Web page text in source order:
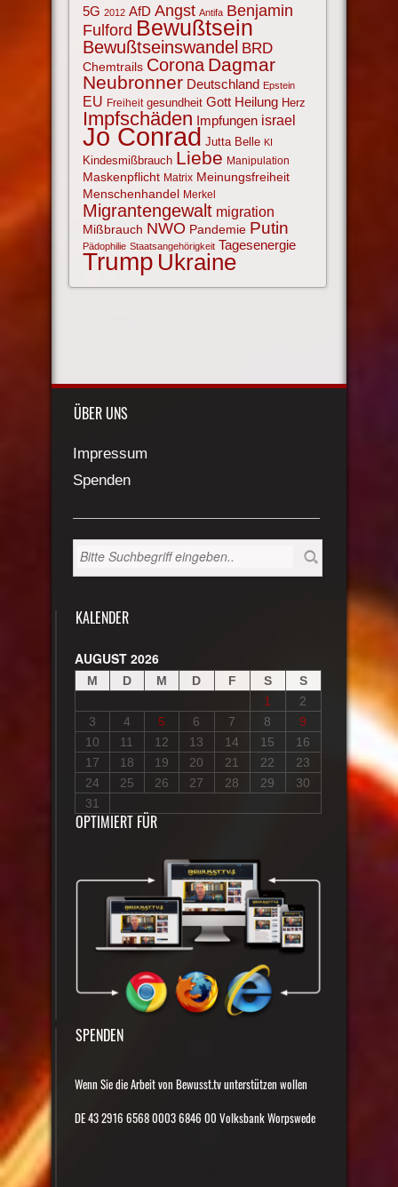
5G 2012 AfD Angst Antifa Benjamin
Fulford Bewußtsein
Bewußtseinswandel BRD
Chemtrails Corona Dagmar
Neubronner Deutschland Epstein
EU Freiheit gesundheit Gott Heilung Herz
Impfschäden Impfungen israel
Jo Conrad Jutta Belle KI
Kindesmißbrauch Liebe Manipulation
Maskenpflicht Matrix Meinungsfreiheit
Menschenhandel Merkel
Migrantengewalt migration
Mißbrauch NWO Pandemie Putin
Pädophilie Staatsangehörigkeit Tagesenergie
Trump Ukraine
ÜBER UNS
Impressum
Spenden
KALENDER
AUGUST 2026
M D M D F S
S
1
2
3
4 5 6 7 8
9
10
11 12 13 14 15
16
17
18 19 20 21 22
23
24
25 26 27 28 29
30
31
OPTIMIERT FÜR
SPENDEN
Wenn Sie die Arbeit von Bewusst.tv unterstützen wollen
DE 43 2916 6568 0003 6846 00 Volksbank Worpswede